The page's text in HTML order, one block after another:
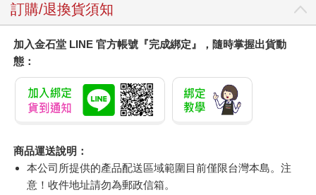
訂購/退換貨須知
加入金石堂 LINE 官方帳號『完成綁定』，隨時掌握出貨動
態：
商品運送說明：
本公司所提供的產品配送區域範圍目前僅限台灣本島。注
意！收件地址請勿為郵政信箱。